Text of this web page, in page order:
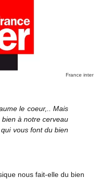
France inter
le coeur,.. Mais
à notre cerveau
vous font du bien
nous fait-elle du bien